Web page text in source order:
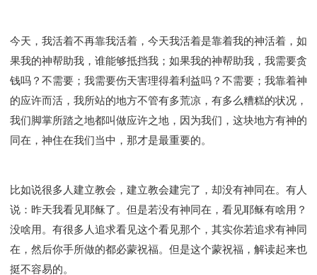
今天，我活着不再靠我活着，今天我活着是靠着我的神活着，如
果我的神帮助我，谁能够抵挡我；如果我的神帮助我，我需要贪
钱吗？不需要；我需要伤天害理得着利益吗？不需要；我靠着神
的应许而活，我所站的地方不管有多荒凉，有多么糟糕的状况，
我们脚掌所踏之地都叫做应许之地，因为我们，这块地方有神的
同在，神住在我们当中，那才是最重要的。
比如说很多人建立教会，建立教会建完了，却没有神同在。有人
说：昨天我看见耶稣了。但是若没有神同在，看见耶稣有啥用？
没啥用。有很多人追求看见这个看见那个，其实你若追求有神同
在，然后你手所做的都必蒙祝福。但是这个蒙祝福，解读起来也
挺不容易的。